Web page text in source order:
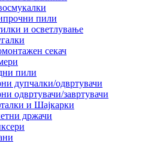
пили
и осветлување
секач
пили
дупчалки/одвртувачи
одвртувачи/завртувачи
и Шајкарки
држачи